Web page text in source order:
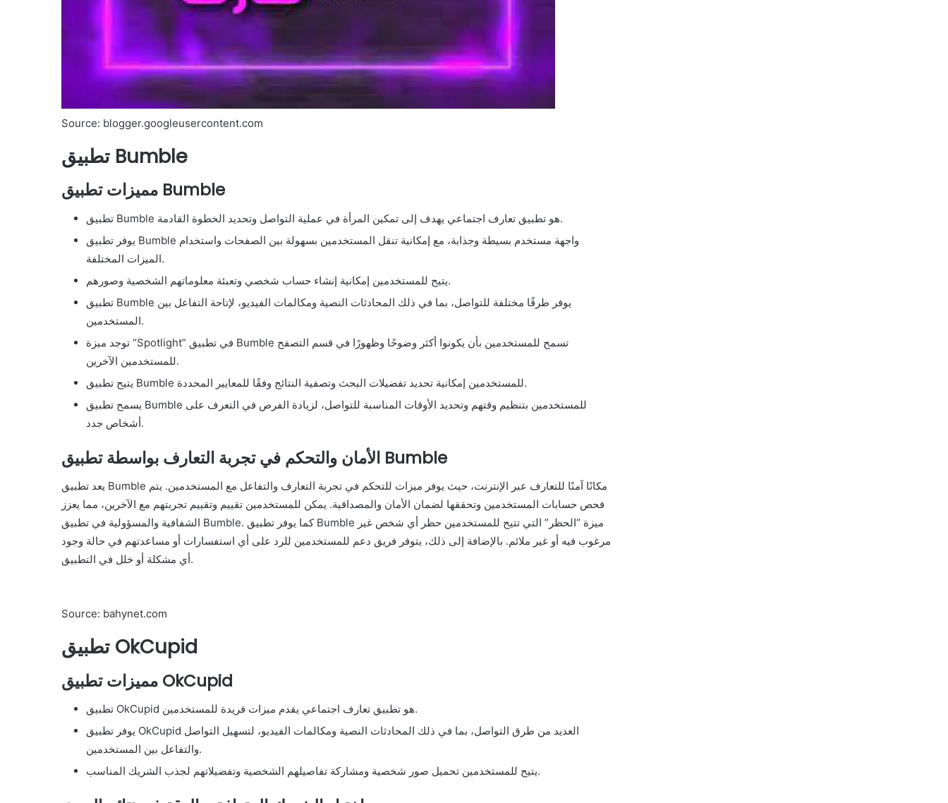
Source: blogger.googleusercontent.com
تطبيق Bumble
مميزات تطبيق Bumble
تطبيق Bumble هو تطبيق تعارف اجتماعي يهدف إلى تمكين المرأة في عملية التواصل وتحديد الخطوة القادمة.
يوفر تطبيق Bumble واجهة مستخدم بسيطة وجذابة، مع إمكانية تنقل المستخدمين بسهولة بين الصفحات واستخدام
الميزات المختلفة.
يتيح للمستخدمين إمكانية إنشاء حساب شخصي وتعبئة معلوماتهم الشخصية وصورهم.
تطبيق Bumble يوفر طرقًا مختلفة للتواصل، بما في ذلك المحادثات النصية ومكالمات الفيديو، لإتاحة التفاعل بين
المستخدمين.
توجد ميزة “Spotlight” في تطبيق Bumble تسمح للمستخدمين بأن يكونوا أكثر وضوحًا وظهورًا في قسم التصفح
للمستخدمين الآخرين.
يتيح تطبيق Bumble للمستخدمين إمكانية تحديد تفضيلات البحث وتصفية النتائج وفقًا للمعايير المحددة.
يسمح تطبيق Bumble للمستخدمين بتنظيم وقتهم وتحديد الأوقات المناسبة للتواصل، لزيادة الفرص في التعرف على
أشخاص جدد.
الأمان والتحكم في تجربة التعارف بواسطة تطبيق Bumble
يعد تطبيق Bumble مكانًا آمنًا للتعارف عبر الإنترنت، حيث يوفر ميزات للتحكم في تجربة التعارف والتفاعل مع المستخدمين. يتم
فحص حسابات المستخدمين وتحققها لضمان الأمان والمصداقية. يمكن للمستخدمين تقييم وتقييم تجربتهم مع الآخرين، مما يعزز
الشفافية والمسؤولية في تطبيق Bumble. كما يوفر تطبيق Bumble ميزة “الحظر” التي تتيح للمستخدمين حظر أي شخص غير
مرغوب فيه أو غير ملائم. بالإضافة إلى ذلك، يتوفر فريق دعم للمستخدمين للرد على أي استفسارات أو مساعدتهم في حالة وجود
أي مشكلة أو خلل في التطبيق.
Source: bahynet.com
تطبيق OkCupid
مميزات تطبيق OkCupid
تطبيق OkCupid هو تطبيق تعارف اجتماعي يقدم ميزات فريدة للمستخدمين.
يوفر تطبيق OkCupid العديد من طرق التواصل، بما في ذلك المحادثات النصية ومكالمات الفيديو، لتسهيل التواصل
والتفاعل بين المستخدمين.
يتيح للمستخدمين تحميل صور شخصية ومشاركة تفاصيلهم الشخصية وتفضيلاتهم لجذب الشريك المناسب.